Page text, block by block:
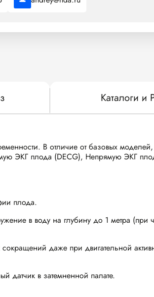
Каталоги и
В отличие от базовых моделей,
ЭКГ плода (DECG), Непрямую ЭКГ
плода.
в воду на глубину до 1 метра (при
даже при двигательной
датчик в затемненной палате.